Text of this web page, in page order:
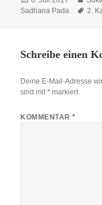
am
Sadhana Pada
2.
Schreibe einen
Deine E-Mail-Adresse
sind mit* markiert
KOMMENTAR*